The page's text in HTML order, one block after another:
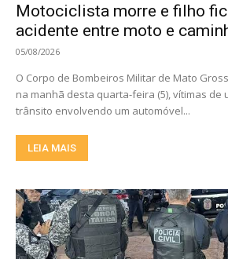
Motociclista morre e filho
acidente entre moto e
05/08/2026
O Corpo de Bombeiros Militar de Mato
na manhã desta quarta-feira (5), vítimas de
trânsito envolvendo um automóvel...
LEIA MAIS